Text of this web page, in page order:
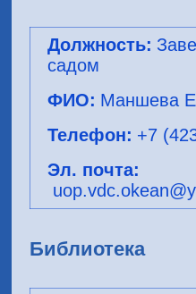
садом
Маншева
+7
Библиотека